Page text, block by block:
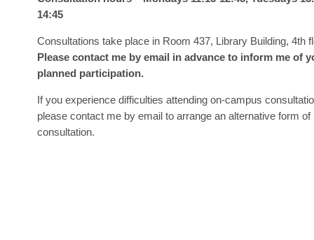
14:45
Consultations take place in Room 437, Library Building, 4th
Please contact me by email in advance to inform me of
planned participation.
If you experience difficulties attending on-campus
please contact me by email to arrange an alternative form of
consultation.